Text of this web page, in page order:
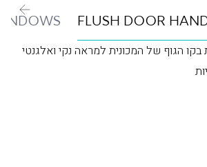
FLUSH DOOR
בקו הגוף של המכונית למראה נקי ואלגנטי